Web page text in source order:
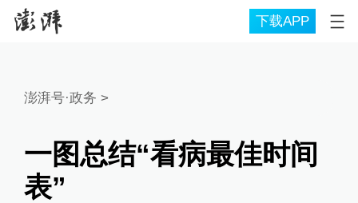
下载APP
澎湃号·政务 >
一图总结“看病最佳时间
表”